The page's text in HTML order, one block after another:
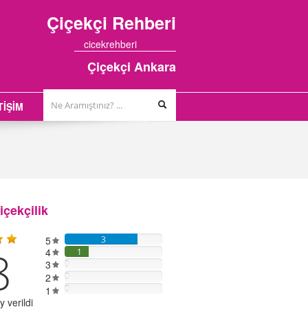
Çiçekçi Rehberi
cicekrehberi
Çiçekçi Ankara
verildi
5 3
4 1
3 0
2 0
1 0